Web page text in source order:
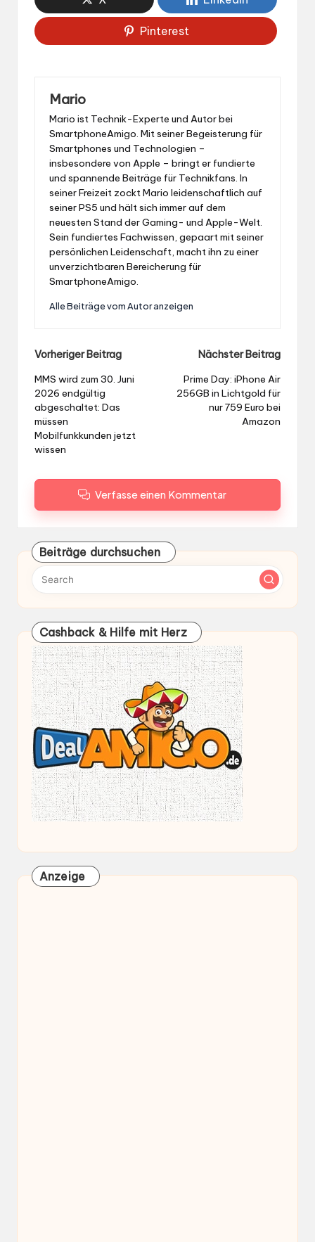
Pinterest
Mario
Mario ist Technik-Experte und Autor bei
SmartphoneAmigo. Mit seiner Begeisterung für
Smartphones und Technologien –
insbesondere von Apple – bringt er fundierte
und spannende Beiträge für Technikfans. In
seiner Freizeit zockt Mario leidenschaftlich auf
seiner PS5 und hält sich immer auf dem
neuesten Stand der Gaming- und Apple-Welt.
Sein fundiertes Fachwissen, gepaart mit seiner
persönlichen Leidenschaft, macht ihn zu einer
unverzichtbaren Bereicherung für
SmartphoneAmigo.
Alle Beiträge vom Autor anzeigen
Post
navigation
Vorheriger Beitrag
MMS wird zum 30. Juni
2026 endgültig
abgeschaltet: Das
müssen
Mobilfunkkunden jetzt
wissen
Nächster Beitrag
Prime Day: iPhone Air
256GB in Lichtgold für
nur 759 Euro bei
Amazon
Verfasse einen Kommentar
Beiträge durchsuchen
Cashback & Hilfe mit Herz
Anzeige